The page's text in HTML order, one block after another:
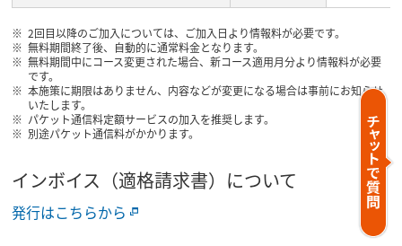
2回目以降のご加入については、ご加入日より情報料が必要です。
無料期間終了後、自動的に通常料金となります。
無料期間中にコース変更された場合、新コース適用月分より情報料が必要
です。
本施策に期限はありません、内容などが変更になる場合は事前にお知らせ
いたします。
パケット通信料定額サービスの加入を推奨します。
別途パケット通信料がかかります。
インボイス（適格請求書）について
発行はこちらから